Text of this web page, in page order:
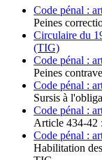
Code pénal :
Peines
Circulaire du
(TIG)
Code pénal :
Peines
Code pénal :
Sursis à
Code pénal :
Article 434-42
Code pénal :
Habilitation